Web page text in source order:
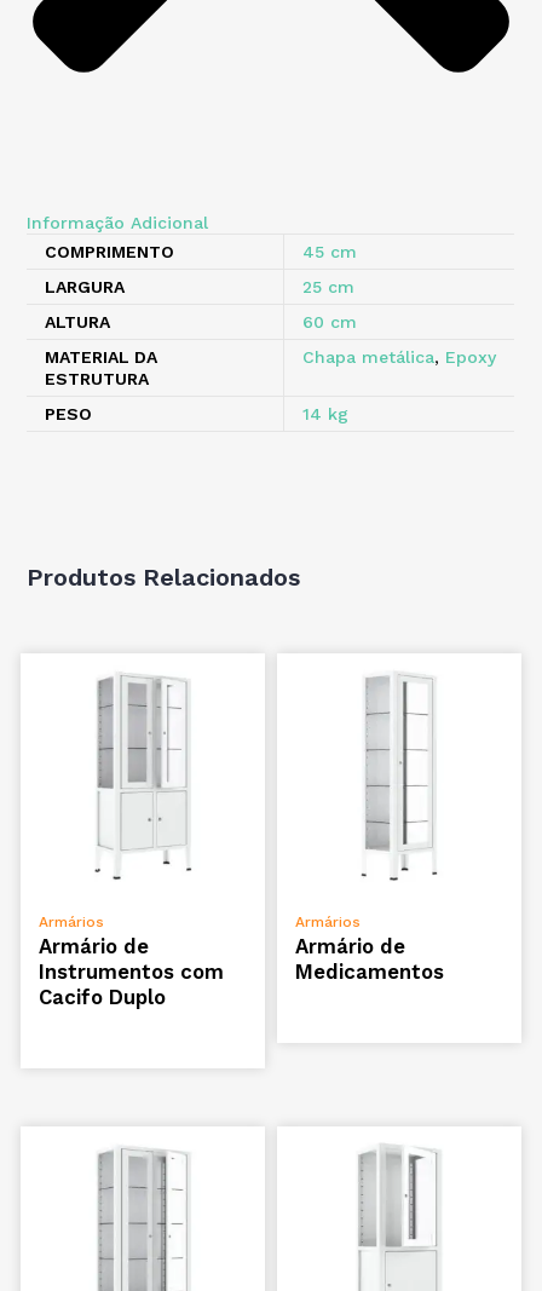
Informação Adicional
COMPRIMENTO
45 cm
LARGURA
25 cm
ALTURA
60 cm
MATERIAL DA
ESTRUTURA
Chapa metálica, Epoxy
PESO 14 kg
Produtos Relacionados
Armários
Armário de
Instrumentos com
Cacifo Duplo
Armários
Armário de
Medicamentos